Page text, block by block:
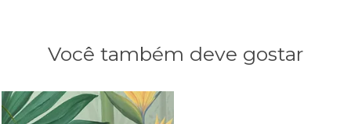
Você também deve gostar